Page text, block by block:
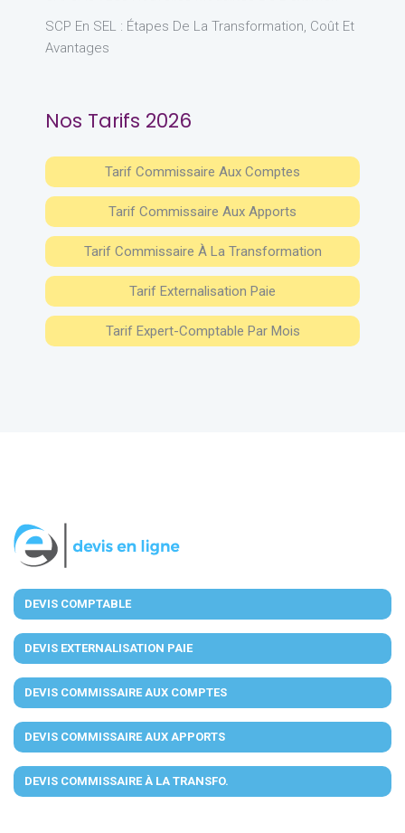
SCP En SEL : Étapes De La Transformation, Coût Et
Avantages
Nos Tarifs 2026
Tarif Commissaire Aux Comptes
Tarif Commissaire Aux Apports
Tarif Commissaire À La Transformation
Tarif Externalisation Paie
Tarif Expert-Comptable Par Mois
DEVIS COMPTABLE
DEVIS EXTERNALISATION PAIE
DEVIS COMMISSAIRE AUX COMPTES
DEVIS COMMISSAIRE AUX APPORTS
DEVIS COMMISSAIRE À LA TRANSFO.